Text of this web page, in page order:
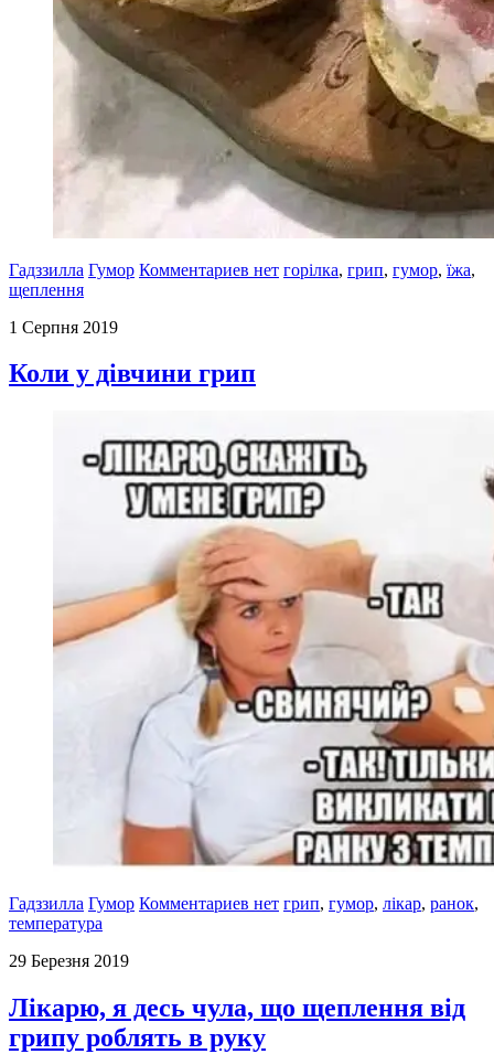
Гадззилла Гумор Комментариев нет горілка, грип, гумор, їжа,
щеплення
1 Серпня 2019
Коли у дівчини грип
Гадззилла Гумор Комментариев нет грип, гумор, лікар, ранок,
температура
29 Березня 2019
Лікарю, я десь чула, що щеплення від
грипу роблять в руку